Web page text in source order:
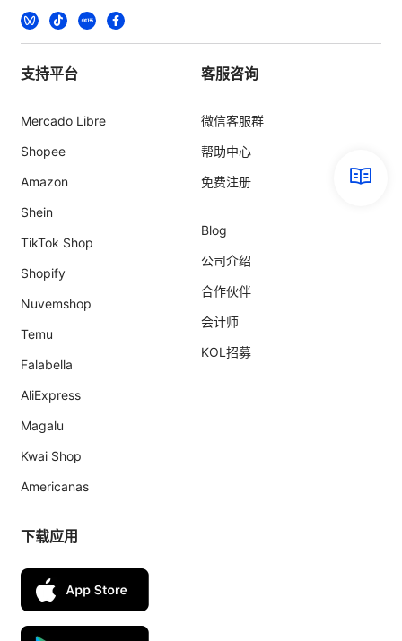
支持平台
Mercado Libre
Shopee
Amazon
Shein
TikTok Shop
Shopify
Nuvemshop
Temu
Falabella
AliExpress
Magalu
Kwai Shop
Americanas
客服咨询
微信客服群
帮助中心
免费注册
Blog
公司介绍
合作伙伴
会计师
KOL招募
下载应用